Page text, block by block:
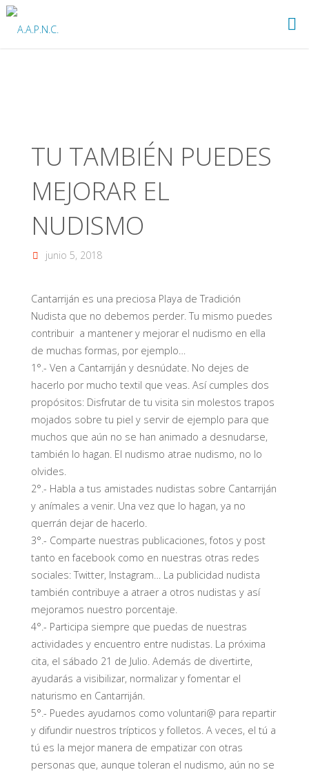
Saltar
TU TAMBIÉN PUEDES
MEJORAR EL
NUDISMO
junio 5, 2018
Cantarriján es una preciosa Playa de Tradición
Nudista que no debemos perder. Tu mismo puedes
contribuir a mantener y mejorar el nudismo en ella
de muchas formas, por ejemplo…
1°.- Ven a Cantarriján y desnúdate. No dejes de
hacerlo por mucho textil que veas. Así cumples dos
propósitos: Disfrutar de tu visita sin molestos trapos
mojados sobre tu piel y servir de ejemplo para que
muchos que aún no se han animado a desnudarse,
también lo hagan. El nudismo atrae nudismo, no lo
olvides.
2°.- Habla a tus amistades nudistas sobre Cantarriján
y anímales a venir. Una vez que lo hagan, ya no
querrán dejar de hacerlo.
3°.- Comparte nuestras publicaciones, fotos y post
tanto en facebook como en nuestras otras redes
sociales: Twitter, Instagram… La publicidad nudista
también contribuye a atraer a otros nudistas y así
mejoramos nuestro porcentaje.
4°.- Participa siempre que puedas de nuestras
actividades y encuentro entre nudistas. La próxima
cita, el sábado 21 de Julio. Además de divertirte,
ayudarás a visibilizar, normalizar y fomentar el
naturismo en Cantarriján.
5°.- Puedes ayudarnos como voluntari@ para repartir
y difundir nuestros trípticos y folletos. A veces, el tú a
tú es la mejor manera de empatizar con otras
personas que, aunque toleran el nudismo, aún no se